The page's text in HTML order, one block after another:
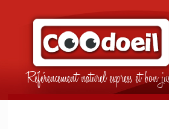
Référencement naturel express et